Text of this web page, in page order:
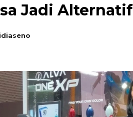
Jadi Alternatif